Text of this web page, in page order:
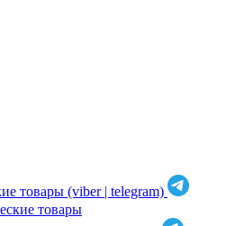
товары (viber | telegram)
товары